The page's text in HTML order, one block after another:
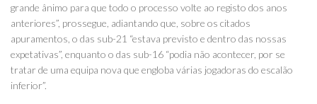
grande ânimo para que todo o processo volte ao registo dos anos
anteriores”, prossegue, adiantando que, sobre os citados
apuramentos, o das sub-21 “estava previsto e dentro das nossas
expetativas”, enquanto o das sub-16 “podia não acontecer, por se
tratar de uma equipa nova que engloba várias jogadoras do escalão
inferior”.